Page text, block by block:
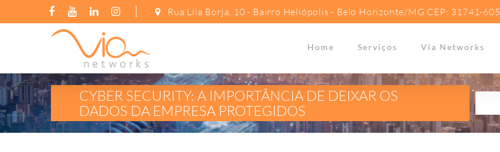
Rua Lila Borja, 10 - Bairro Heliópolis - Belo Horizonte/MG CEP: 31741-605
Home Serviços Via Networks
CYBER SECURITY: A IMPORTÂNCIA DE DEIXAR OS
DADOS DA EMPRESA PROTEGIDOS